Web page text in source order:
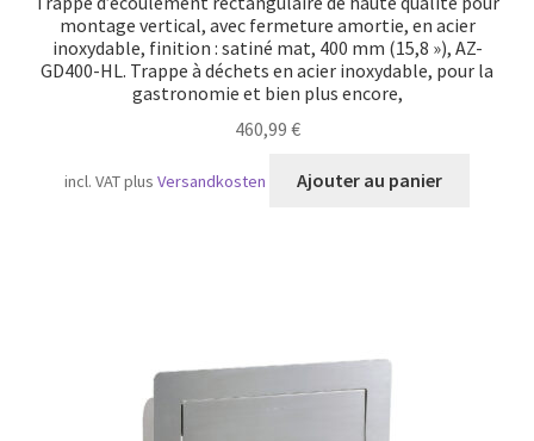
montage vertical, avec fermeture amortie, en acier
inoxydable, finition : satiné mat, 400 mm (15,8 »), AZ-
GD400-HL. Trappe à déchets en acier inoxydable, pour la
gastronomie et bien plus encore,
460,99 €
incl. VATplusVersandkosten Ajouter au panier